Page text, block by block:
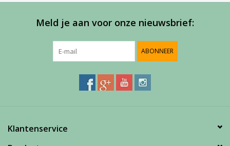
Service
Bij Harvest-Tennis bieden wij graag persoonlijk advies voor u
aankoop. Neem telefonisch (0180-551844) contact op voor
Meld je aan voor onze nieuwsbrief:
ABONNEER
Klantenservice